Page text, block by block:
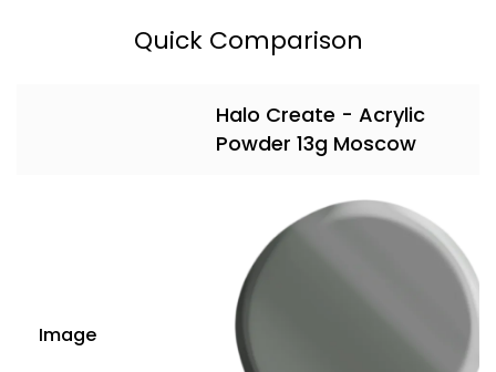
Quick Comparison
Halo Create - Acrylic
Powder 13g Moscow
Image